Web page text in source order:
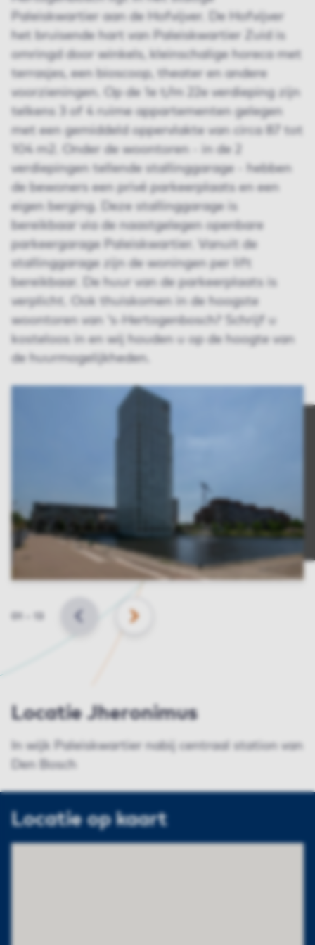
Paleiskwartier aan de Hofvijver. De Hofvijver
het bruisende hart van Paleiskwartier Zuid is
omringd door winkels, kleinschalige horeca met
terrasjes, een bioscoop, theater en andere
voorzieningen. Op de 1e t/m 22e verdieping zijn
telkens 3 of 4 ruime appartementen gelegen
met een gemiddeld oppervlakte van circa 87 tot
104 m2. Onder de woontoren - in de 2
verdiepingen tellende stallinggarage - hebben
de bewoners een privé parkeerplaats en een
eigen berging. Deze stallinggarage is
bereikbaar via de naastgelegen openbare
parkeergarage Paleiskwartier. Vanuit de
stallinggarage zijn de woningen per lift
bereikbaar. De huur van de parkeerplaats is
verplicht. Ook thuiskomen in de hoogste
woontoren van 's-Hertogenbosch? Schrijf u
kosteloos in en wij houden u op de hoogte van
de huurmogelijkheden.
Slide
VORIGE VOLGENDE
Locatie Jheronimus
In wijk Paleiskwartier nabij centraal station van
Den Bosch
Locatie op kaart